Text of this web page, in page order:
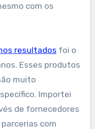
com os
resultados foi o
Esses produtos
muito
Importei
de fornecedores
com